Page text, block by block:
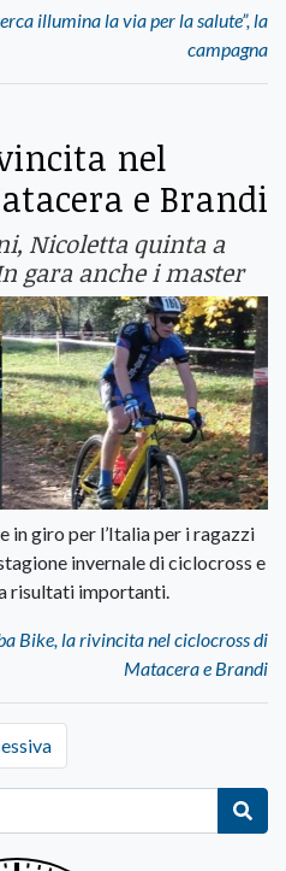
illumina la via per la salute”, la
campagna
nel
e Brandi
Nicoletta quinta a
gara anche i master
in giro per l’Italia per i ragazzi
invernale di ciclocross e
risultati importanti.
Bike, la rivincita nel ciclocross di
Matacera e Brandi